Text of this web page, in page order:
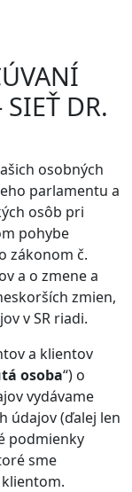
DR.
osobných
parlamentu a
osôb pri
pohybe
zákonom č.
a o zmene a
zmien,
v SR riadi.
a klientov
osoba“) o
vydávame
údajov (ďalej len
podmienky
sme